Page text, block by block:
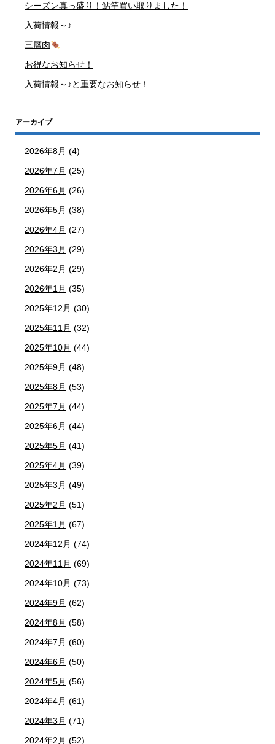
シーズン真っ盛り！鮎竿買い取りました！
入荷情報～♪
三層肉
お得なお知らせ！
入荷情報～♪と重要なお知らせ！
アーカイブ
2026年8月 (4)
2026年7月 (25)
2026年6月 (26)
2026年5月 (38)
2026年4月 (27)
2026年3月 (29)
2026年2月 (29)
2026年1月 (35)
2025年12月 (30)
2025年11月 (32)
2025年10月 (44)
2025年9月 (48)
2025年8月 (53)
2025年7月 (44)
2025年6月 (44)
2025年5月 (41)
2025年4月 (39)
2025年3月 (49)
2025年2月 (51)
2025年1月 (67)
2024年12月 (74)
2024年11月 (69)
2024年10月 (73)
2024年9月 (62)
2024年8月 (58)
2024年7月 (60)
2024年6月 (50)
2024年5月 (56)
2024年4月 (61)
2024年3月 (71)
2024年2月 (52)